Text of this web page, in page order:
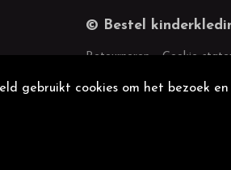
© Bestel
Retourneren Cookie
gebruikt cookies om het bezoek